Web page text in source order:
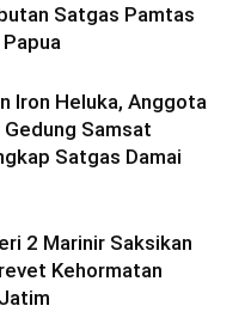
Satgas Pamtas
Iron Heluka, Anggota
Gedung Samsat
Satgas Damai
2 Marinir Saksikan
Kehormatan